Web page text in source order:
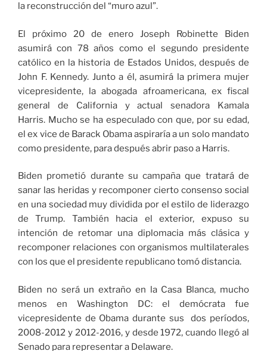
la reconstrucción del “muro azul”.
El próximo 20 de enero Joseph Robinette Biden
asumirá con 78 años como el segundo presidente
católico en la historia de Estados Unidos, después de
John F. Kennedy. Junto a él, asumirá la primera mujer
vicepresidente, la abogada afroamericana, ex fiscal
general de California y actual senadora Kamala
Harris. Mucho se ha especulado con que, por su edad,
el ex vice de Barack Obama aspiraría a un solo mandato
como presidente, para después abrir paso a Harris.
Biden prometió durante su campaña que tratará de
sanar las heridas y recomponer cierto consenso social
en una sociedad muy dividida por el estilo de liderazgo
de Trump. También hacia el exterior, expuso su
intención de retomar una diplomacia más clásica y
recomponer relaciones con organismos multilaterales
con los que el presidente republicano tomó distancia.
Biden no será un extraño en la Casa Blanca, mucho
menos en Washington DC: el demócrata fue
vicepresidente de Obama durante sus dos períodos,
2008-2012 y 2012-2016, y desde 1972, cuando llegó al
Senado para representar a Delaware.